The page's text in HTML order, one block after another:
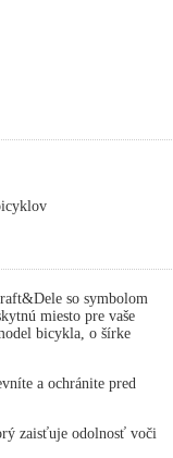
so symbolom
miesto pre vaše
bicykla, o šírke
a ochránite pred
zaisťuje odolnosť voči